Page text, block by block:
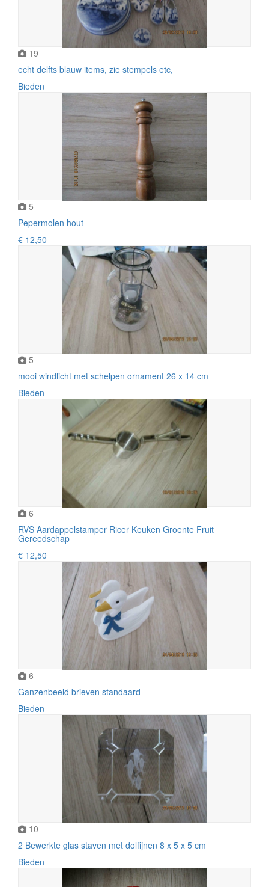
19
echt delfts blauw items, zie stempels etc,
Bieden
5
Pepermolen hout
€ 12,50
5
mooi windlicht met schelpen ornament 26 x 14 cm
Bieden
6
RVS Aardappelstamper Ricer Keuken Groente Fruit
Gereedschap
€ 12,50
6
Ganzenbeeld brieven standaard
Bieden
10
2 Bewerkte glas staven met dolfijnen 8 x 5 x 5 cm
Bieden